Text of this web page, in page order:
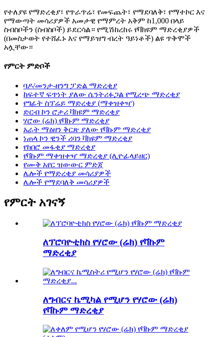
የተለያዩ የማድረቂያ፣ የጥራጥሬ፣ የመፍጨት፣ የማደባለቅ፣ የማተኮር እና
የማውጣት መሳሪያዎች አመታዊ የማምረት አቅም ከ1,000 በላይ
ስብስቦችን (ስብስቦች) ይደርሳል። የሚሽከረከሩ የቫክዩም ማድረቂያዎች
(በመስታወት የተሸፈኑ እና የማይዝግ ብረት ዓይነቶች) ልዩ ጥቅሞች
አሏቸው።
የምርት ምድቦች
ባዶ/መንታ-ዘንግ ፓድል ማድረቂያ
ከፍተኛ ፍጥነት ያለው ሴንትሪፉጋል የሚረጭ ማድረቂያ
የግፊት ስፕሬይ ማድረቂያ (ማቀዝቀዣ)
ድርብ ኮን ሮታሪ ቫክዩም ማድረቂያ
ሃሮው (ሬክ) የቫኩም ማድረቂያ
አራት ማዕዘን ቅርጽ ያለው የቫኩም ማድረቂያ
ነጠላ ኮን ዊንች ሪባን ቫክዩም ማድረቂያ
የከበሮ መፋቂያ ማድረቂያ
የቫኩም ማቀዝቀዣ ማድረቂያ (ሊዮፊላይዘር)
የሙቅ አየር ዝውውር ምድጃ
ሌሎች የማድረቂያ መሳሪያዎች
ሌሎች የማደባለቅ መሳሪያዎች
የምርት አገናኝ
ለፕሮባዮቲክስ የሃሮው (ሬክ) የቫኩም
ማድረቂያ
ለግብርና ኬሚካል የሚሆን የሃሮው (ሬክ)
የቫኩም ማድረቂያ